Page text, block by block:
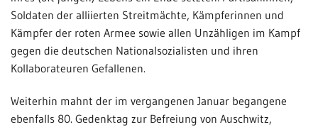
Soldaten der alliierten Streitmächte, Kämpferinnen und
Kämpfer der roten Armee sowie allen Unzähligen im Kampf
gegen die deutschen Nationalsozialisten und ihren
Kollaborateuren Gefallenen.
Weiterhin mahnt der im vergangenen Januar begangene
ebenfalls 80. Gedenktag zur Befreiung von Auschwitz,